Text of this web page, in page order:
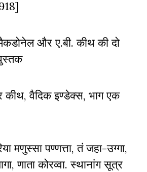
और ए.बी. कीथ की दो
वैदिक इण्डेक्स, भाग एक
मणुस्सा पण्णत्ता, तं जहा-उग्गा,
णाता कोरव्वा. स्थानांग सूत्र